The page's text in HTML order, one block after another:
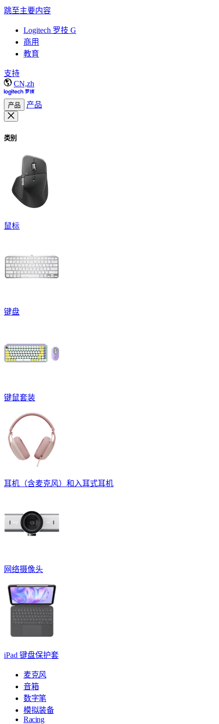
跳至主要内容
Logitech 罗技 G
商用
教育
支持
CN,zh
产品 产品
类别
鼠标
键盘
键鼠套装
耳机（含麦克风）和入耳式耳机
网络摄像头
iPad 键盘保护套
麦克风
音箱
数字笔
模拟装备
Racing